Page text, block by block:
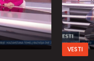
VESTI